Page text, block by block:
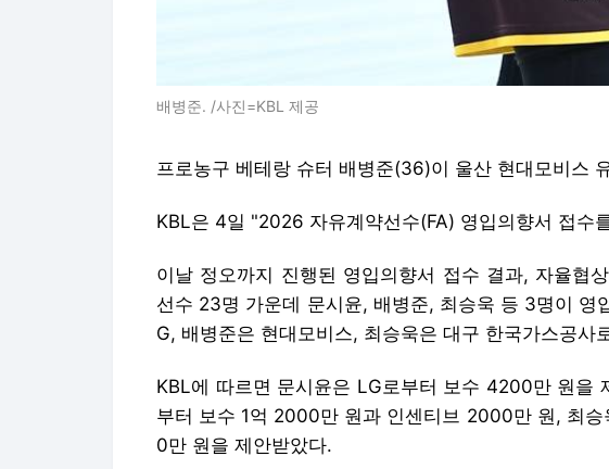
배병준. /사진=KBL 제공
프로농구 베테랑 슈터 배병준(36)이 울산 현대모비스
KBL은 4일 "2026 자유계약선수(FA) 영입의향서 접수
이날 정오까지 진행된 영입의향서 접수 결과, 자율협
선수 23명 가운데 문시윤, 배병준, 최승욱 등 3명이 영
G, 배병준은 현대모비스, 최승욱은 대구 한국가스공사
KBL에 따르면 문시윤은 LG로부터 보수 4200만 원을
부터 보수 1억 2000만 원과 인센티브 2000만 원, 최
0만 원을 제안받았다.